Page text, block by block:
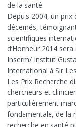
de la santé.
Depuis 2004, un
décernés,
scientifiques
d’Honneur 2014
Inserm/ Institut
International à Sir
Les Prix Recherche
chercheurs et
particulièrement
fondamentale, de la
recherche en santé